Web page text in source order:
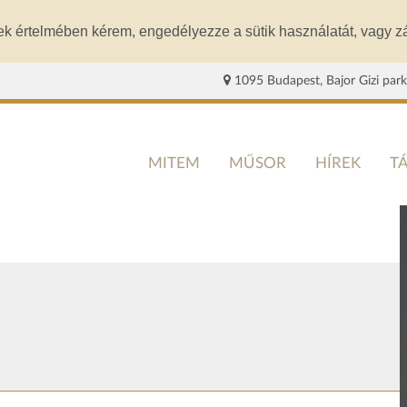
értelmében kérem, engedélyezze a sütik használatát, vagy
1095 Budapest, Bajor Gizi
MITEM MŰSOR HÍREK